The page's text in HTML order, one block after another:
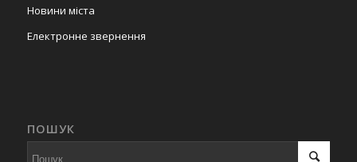
Новини міста
Електронне звернення
ПОШУК